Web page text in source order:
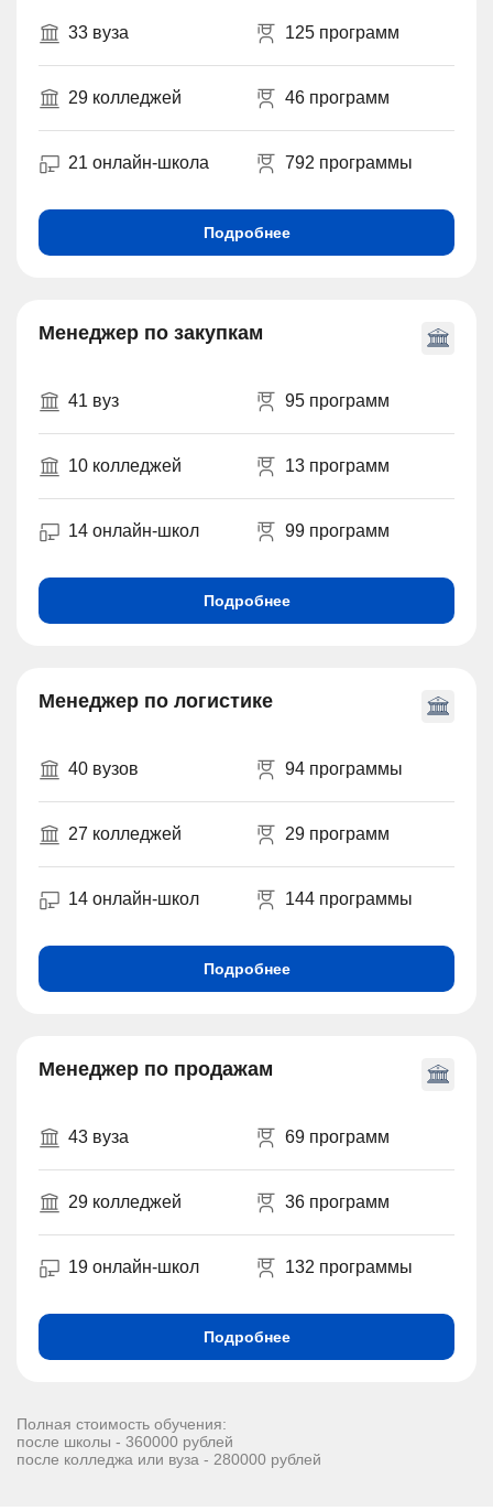
33 вуза 125 программ
29 колледжей 46 программ
21 онлайн-школа 792 программы
Подробнее
Менеджер по закупкам
41 вуз 95 программ
10 колледжей 13 программ
14 онлайн-школ 99 программ
Подробнее
Менеджер по логистике
40 вузов 94 программы
27 колледжей 29 программ
14 онлайн-школ 144 программы
Подробнее
Менеджер по продажам
43 вуза 69 программ
29 колледжей 36 программ
19 онлайн-школ 132 программы
Подробнее
Полная стоимость обучения:
после школы - 360000 рублей
после колледжа или вуза - 280000 рублей